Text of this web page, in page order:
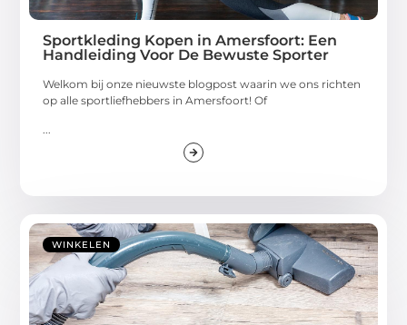
Sportkleding Kopen in Amersfoort: Een
Handleiding Voor De Bewuste Sporter
Welkom bij onze nieuwste blogpost waarin we ons richten
op alle sportliefhebbers in Amersfoort! Of
...
WINKELEN